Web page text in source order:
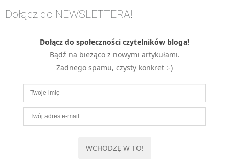
Django
PHP
WordPress
MOBILE
Android
KONTROLA WERSJI
SQL
Dołącz do NEWSLETTERA!
Dołącz do społeczności czytelników bloga!
Bądź na bieżąco z nowymi artykułami.
Żadnego spamu, czysty konkret :-)